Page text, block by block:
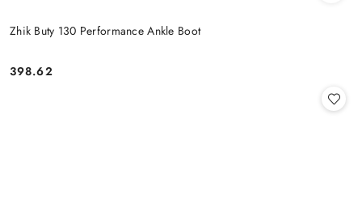
Zhik Buty 130 Performance Ankle Boot
Cena:
398.62